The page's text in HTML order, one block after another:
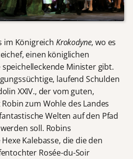
im Königreich Krokodyne, wo es
einen königlichen
Minister gibt.
laufend Schulden
XXIV., der vom guten,
zum Wohle des Landes
Welten auf den Pfad
soll. Robins
Kalebasse, die die den
Rosée-du-Soir